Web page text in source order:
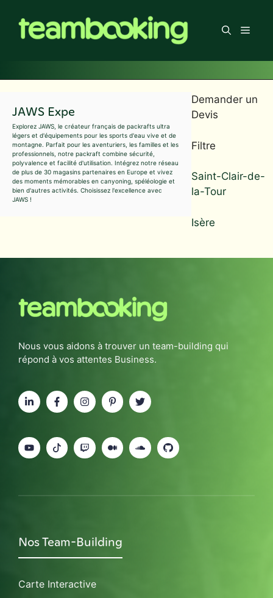
contenu
Menu
JAWS Expe
Explorez JAWS, le créateur français de packrafts ultra
légers et d'équipements pour les sports d'eau vive et de
montagne. Parfait pour les aventuriers, les familles et les
professionnels, notre packraft combine sécurité,
polyvalence et facilité d'utilisation. Intégrez notre réseau
de plus de 30 magasins partenaires en Europe et vivez
des moments mémorables en canyoning, spéléologie et
bien d'autres activités. Choisissez l'excellence avec
JAWS !
Demander un
Devis
Filtre
Saint-Clair-de-
la-Tour
Isère
Nous vous aidons à trouver un team-building qui
répond à vos attentes Business.
Nos Team-Building
Carte Interactive